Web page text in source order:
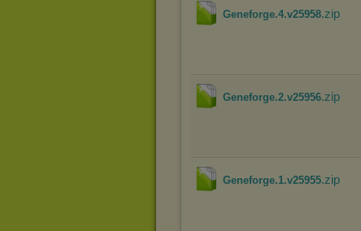
Geneforge.4.v25958.zip
Geneforge.2.v25956.zip
Geneforge.1.v25955.zip